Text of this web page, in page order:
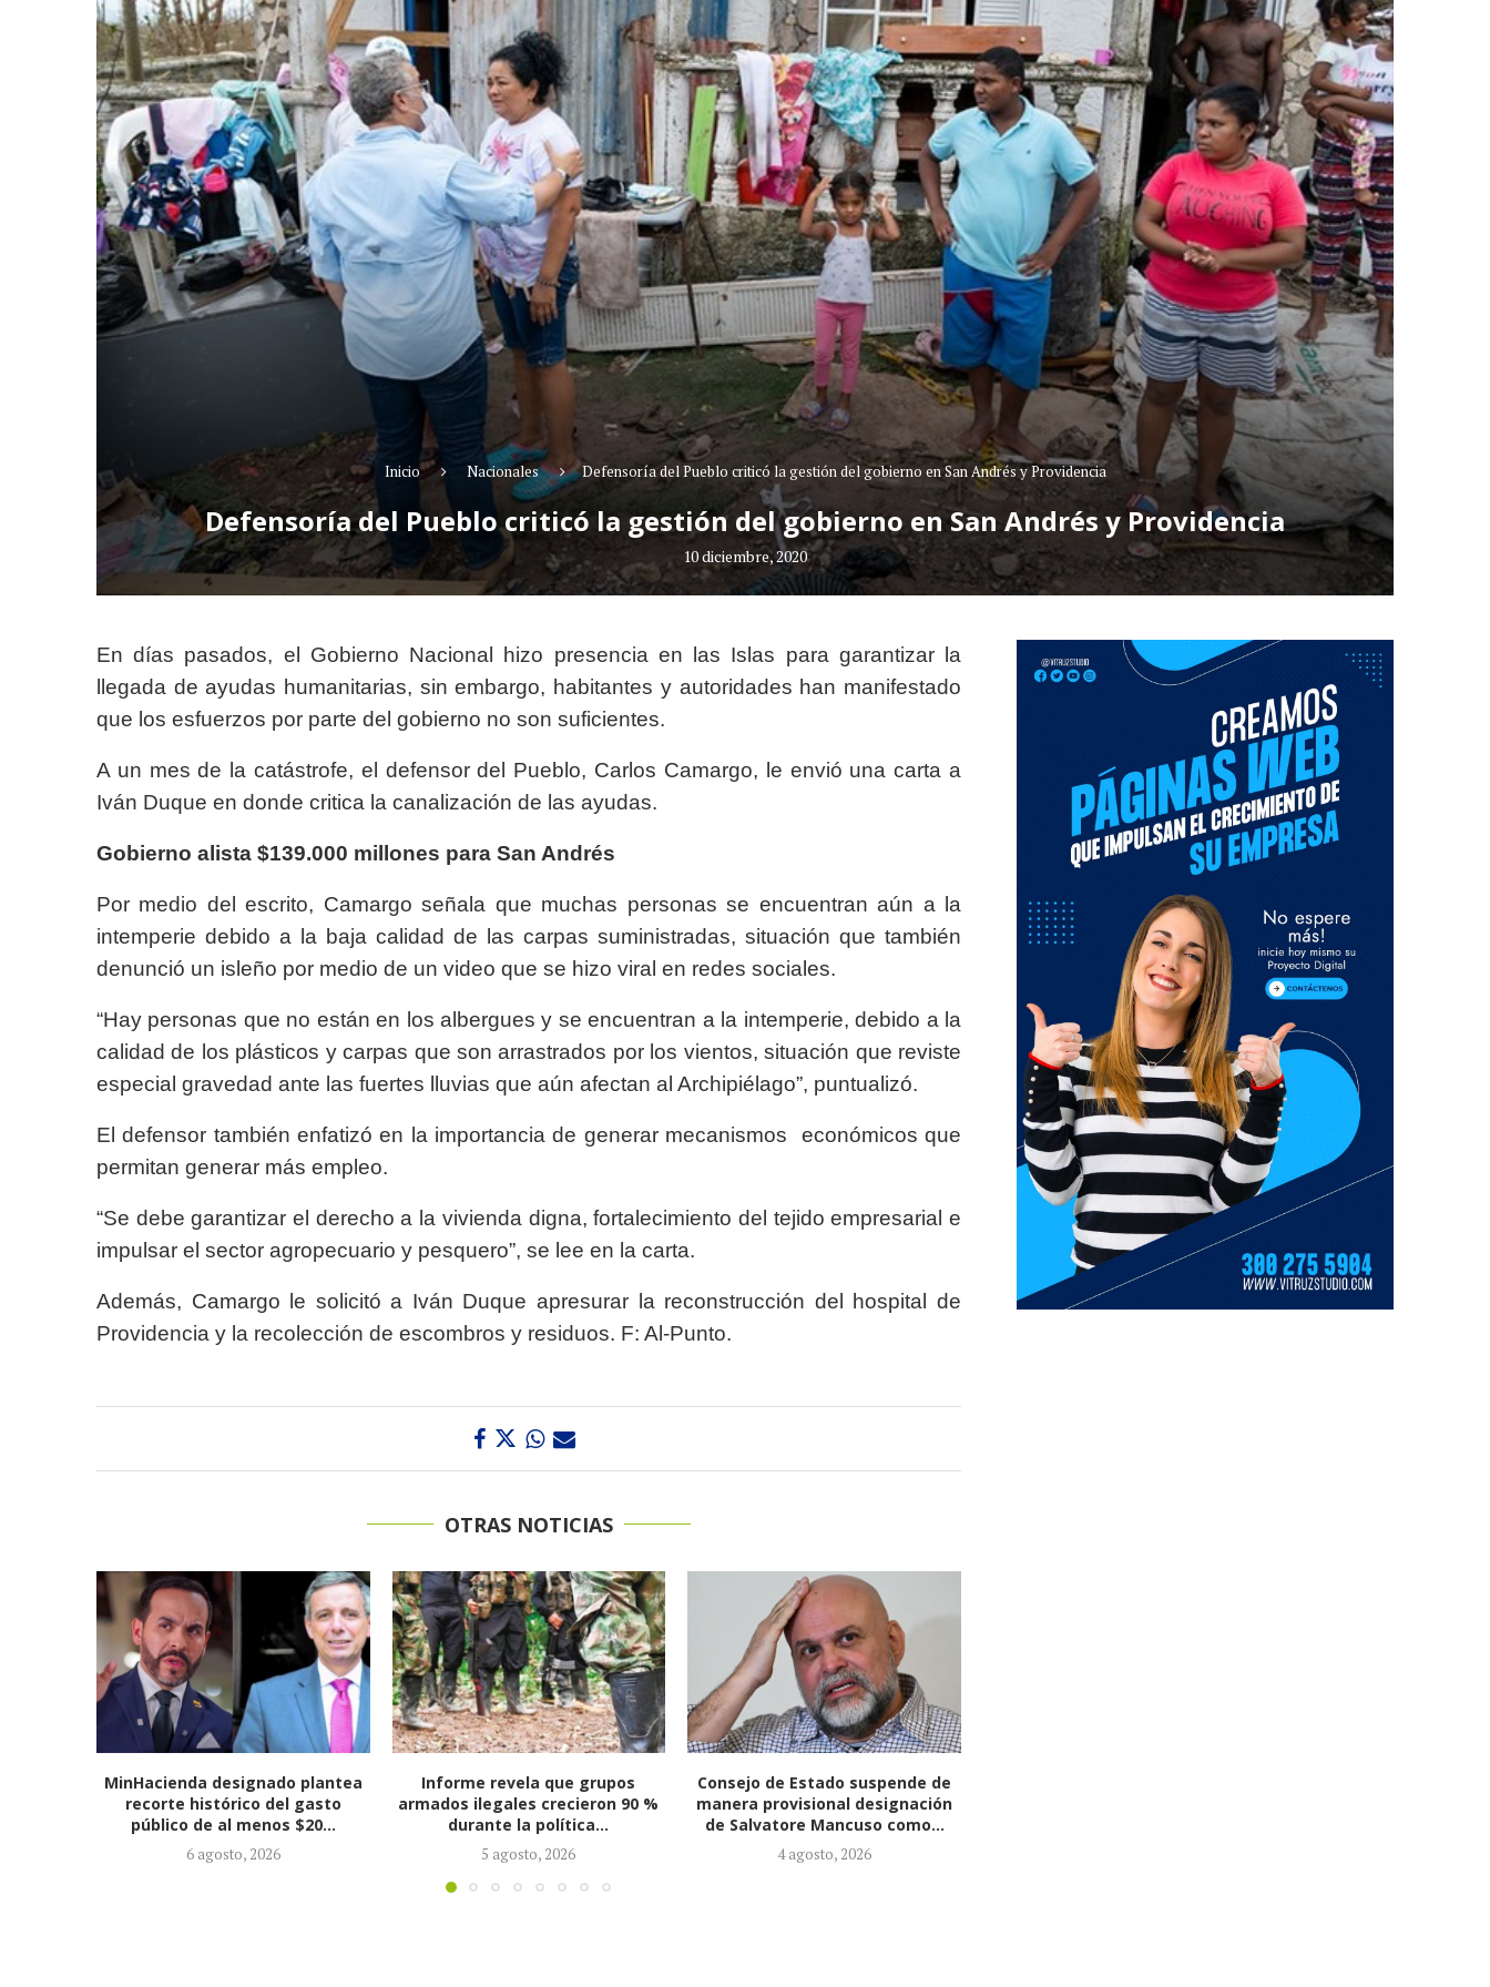
Inicio Nacionales Defensoría del Pueblo criticó la gestión del gobierno en San Andrés y Providencia
Defensoría del Pueblo criticó la gestión del gobierno en San Andrés y Providencia
10 diciembre, 2020
En días pasados, el Gobierno Nacional hizo presencia en las Islas para garantizar la
llegada de ayudas humanitarias, sin embargo, habitantes y autoridades han manifestado
que los esfuerzos por parte del gobierno no son suficientes.
A un mes de la catástrofe, el defensor del Pueblo, Carlos Camargo, le envió una carta a
Iván Duque en donde critica la canalización de las ayudas.
Gobierno alista $139.000 millones para San Andrés
Por medio del escrito, Camargo señala que muchas personas se encuentran aún a la
intemperie debido a la baja calidad de las carpas suministradas, situación que también
denunció un isleño por medio de un video que se hizo viral en redes sociales.
“Hay personas que no están en los albergues y se encuentran a la intemperie, debido a la
calidad de los plásticos y carpas que son arrastrados por los vientos, situación que reviste
especial gravedad ante las fuertes lluvias que aún afectan al Archipiélago”, puntualizó.
El defensor también enfatizó en la importancia de generar mecanismos económicos que
permitan generar más empleo.
“Se debe garantizar el derecho a la vivienda digna, fortalecimiento del tejido empresarial e
impulsar el sector agropecuario y pesquero”, se lee en la carta.
Además, Camargo le solicitó a Iván Duque apresurar la reconstrucción del hospital de
Providencia y la recolección de escombros y residuos. F: Al-Punto.
OTRAS NOTICIAS
Informe revela que grupos
armados ilegales crecieron 90 %
durante la política...
5 agosto, 2026
Consejo de Estado suspende de
manera provisional designación
de Salvatore Mancuso como...
4 agosto, 2026
Gobierno ofrece millonarias
recompensas tras atentado en
Cúcuta y señala a presuntos...
2 agosto, 2026